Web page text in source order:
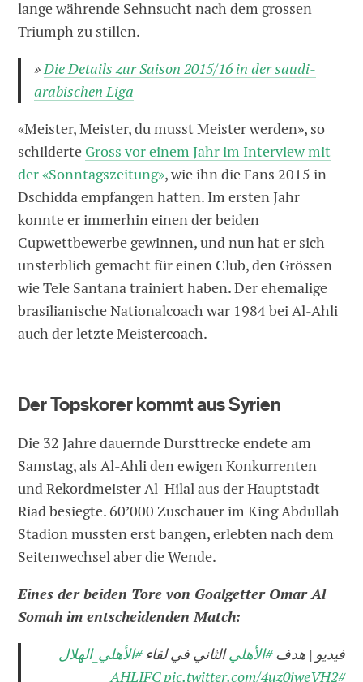
lange währende Sehnsucht nach dem grossen
Triumph zu stillen.
»Die Details zur Saison 2015/16 in der saudi-
arabischen Liga
«Meister, Meister, du musst Meister werden», so
schilderte Gross vor einem Jahr im Interview mit
der «Sonntagszeitung», wie ihn die Fans 2015 in
Dschidda empfangen hatten. Im ersten Jahr
konnte er immerhin einen der beiden
Cupwettbewerbe gewinnen, und nun hat er sich
unsterblich gemacht für einen Club, den Grössen
wie Tele Santana trainiert haben. Der ehemalige
brasilianische Nationalcoach war 1984 bei Al-Ahli
auch der letzte Meistercoach.
Der Topskorer kommt aus Syrien
Die 32 Jahre dauernde Dursttrecke endete am
Samstag, als Al-Ahli den ewigen Konkurrenten
und Rekordmeister Al-Hilal aus der Hauptstadt
Riad besiegte. 60’000 Zuschauer im King Abdullah
Stadion mussten erst bangen, erlebten nach dem
Seitenwechsel aber die Wende.
Eines der beiden Tore von Goalgetter Omar Al
Somah im entscheidenden Match:
فيديو | هدف#الأهليالثاني في لقاء#الأهلي_الهلال
#AHLIFC
pic.twitter.com/4uz0jweVH2